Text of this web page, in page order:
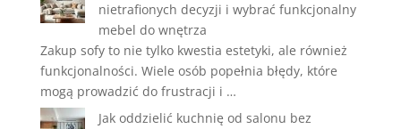
nietrafionych decyzji i wybrać funkcjonalny
mebel do wnętrza
Zakup sofy to nie tylko kwestia estetyki, ale również
funkcjonalności. Wiele osób popełnia błędy, które
mogą prowadzić do frustracji i …
Jak oddzielić kuchnię od salonu bez